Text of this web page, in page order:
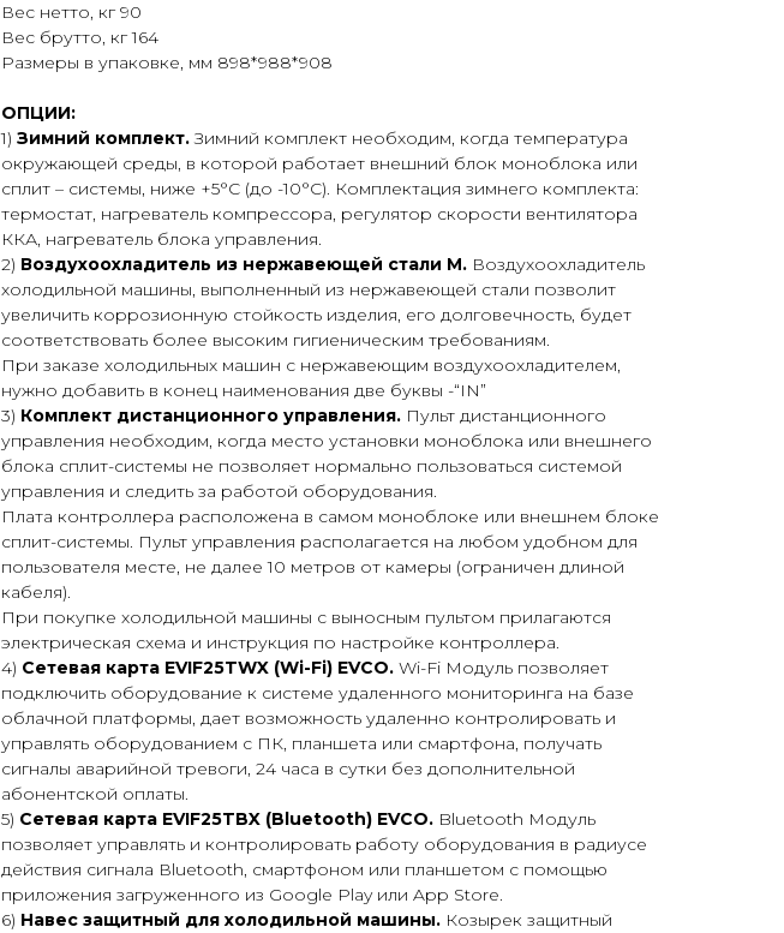
Вес нетто, кг 90
Вес брутто, кг 164
Размеры в упаковке, мм 898*988*908
ОПЦИИ:
1) Зимний комплект.Зимний комплект необходим, когда температура
окружающей среды, в которой работает внешний блок моноблока или
сплит – системы, ниже +5°С (до -10°С). Комплектация зимнего комплекта:
термостат, нагреватель компрессора, регулятор скорости вентилятора
ККА, нагреватель блока управления.
2) Воздухоохладитель из нержавеющей стали М. Воздухоохладитель
холодильной машины, выполненный из нержавеющей стали позволит
увеличить коррозионную стойкость изделия, его долговечность, будет
соответствовать более высоким гигиеническим требованиям.
При заказе холодильных машин с нержавеющим воздухоохладителем,
нужно добавить в конец наименования две буквы -“IN”
3) Комплект дистанционного управления. Пульт дистанционного
управления необходим, когда место установки моноблока или внешнего
блока сплит-системы не позволяет нормально пользоваться системой
управления и следить за работой оборудования.
Плата контроллера расположена в самом моноблоке или внешнем блоке
сплит-системы. Пульт управления располагается на любом удобном для
пользователя месте, не далее 10 метров от камеры (ограничен длиной
кабеля).
При покупке холодильной машины с выносным пультом прилагаются
электрическая схема и инструкция по настройке контроллера.
4) Сетевая карта EVIF25TWX (Wi-Fi) EVCO. Wi-Fi Модуль позволяет
подключить оборудование к системе удаленного мониторинга на базе
облачной платформы, дает возможность удаленно контролировать и
управлять оборудованием с ПК, планшета или смартфона, получать
сигналы аварийной тревоги, 24 часа в сутки без дополнительной
абонентской оплаты.
5) Сетевая карта EVIF25TBX (Bluetooth) EVCO. Bluetooth Модуль
позволяет управлять и контролировать работу оборудования в радиусе
действия сигнала Вluetooth, смартфоном или планшетом с помощью
приложения загруженного из Google Play или App Store.
6) Навес защитный для холодильной машины. Козырек защитный